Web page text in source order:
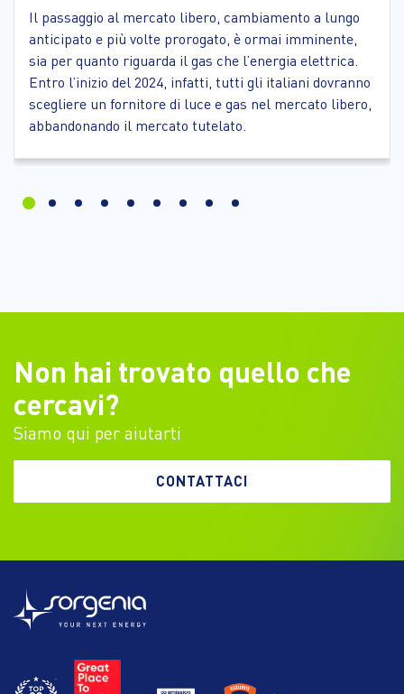
Il passaggio al mercato libero, cambiamento a lungo
anticipato e più volte prorogato, è ormai imminente,
sia per quanto riguarda il gas che l’energia elettrica.
Entro l’inizio del 2024, infatti, tutti gli italiani dovranno
scegliere un fornitore di luce e gas nel mercato libero,
abbandonando il mercato tutelato.
Non hai trovato quello che
cercavi?
Siamo qui per aiutarti
CONTATTACI